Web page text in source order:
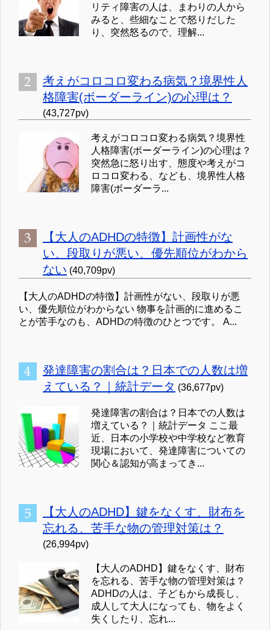
リティ障害の人は、まわりの人から
みると、些細なことで怒りだした
り、突然怒るので、理解...
考えがコロコロ変わる病気？境界性人
格障害(ボーダーライン)の心理は？
(43,727pv)
考えがコロコロ変わる病気？境界性
人格障害(ボーダーライン)の心理は？
突然急に怒り出す、態度や考えがコ
ロコロ変わる、なども、境界性人格
障害(ボーダーラ...
【大人のADHDの特徴】計画性がな
い、段取りが悪い、優先順位がわから
ない (40,709pv)
【大人のADHDの特徴】計画性がない、段取りが悪
い、優先順位がわからない 物事を計画的に進めるこ
とが苦手なのも、ADHDの特徴のひとつです。 A...
発達障害の割合は？日本での人数は増
えている？｜統計データ (36,677pv)
発達障害の割合は？日本での人数は
増えている？｜統計データ ここ最
近、日本の小学校や中学校など教育
現場において、発達障害についての
関心＆認知が高まってき...
【大人のADHD】鍵をなくす、財布を
忘れる、苦手な物の管理対策は？
(26,994pv)
【大人のADHD】鍵をなくす、財布
を忘れる、苦手な物の管理対策は？
ADHDの人は、子どもから成長し、
成人して大人になっても、物をよく
失くしたり、忘れ...